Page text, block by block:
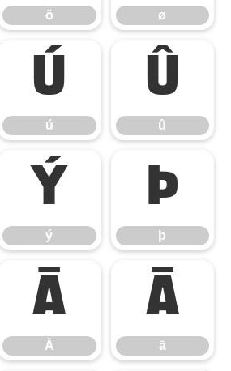
ö ø
ú
ú
û
û
ý
ý
þ
þ
Ā
Ā
ā
ā